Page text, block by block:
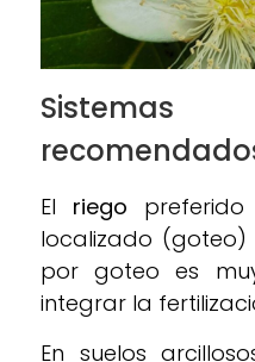
El riego
localizado (goteo)
por goteo es
integrar la
En suelos